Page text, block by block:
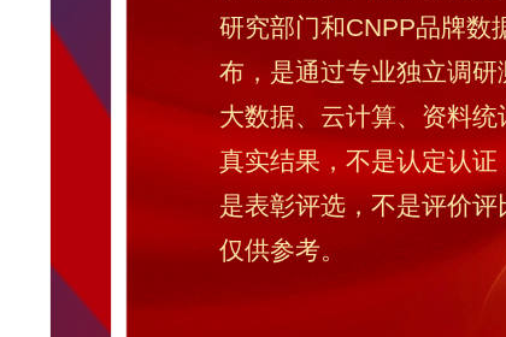
研究部门和CNPP品牌数
布，是通过专业独立调研
大数据、云计算、资料
真实结果，不是认定认
是表彰评选，不是评价
仅供参考。